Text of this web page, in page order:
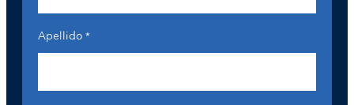
Apellido *